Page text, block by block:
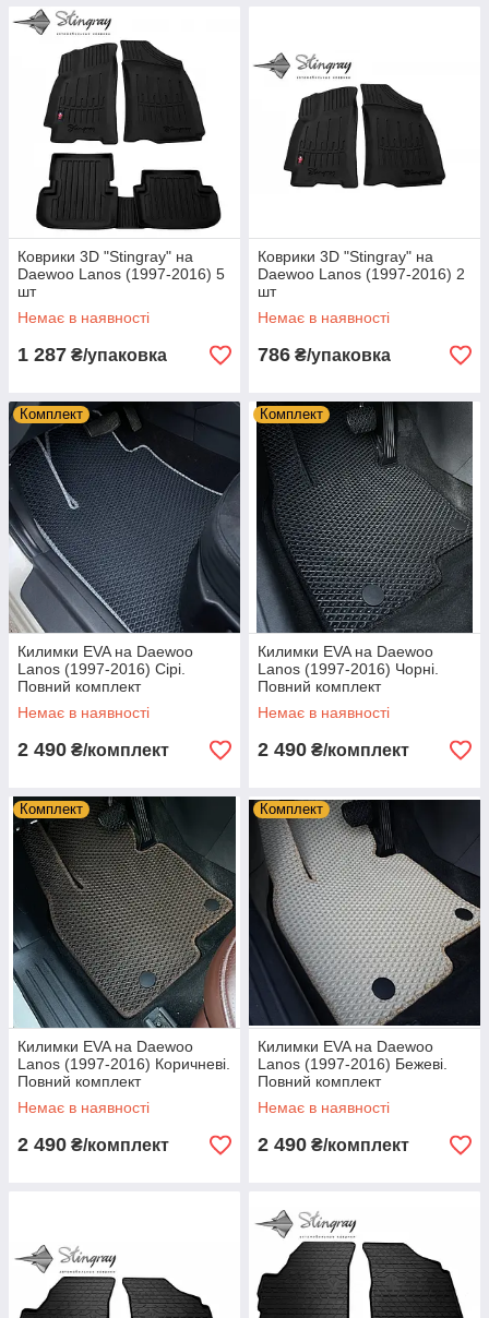
Коврики 3D "Stingray" на
Daewoo Lanos (1997-2016) 5
шт
Немає в наявності
1 287 ₴/упаковка
Коврики 3D "Stingray" на
Daewoo Lanos (1997-2016) 2
шт
Немає в наявності
786 ₴/упаковка
Комплект
Килимки EVA на Daewoo
Lanos (1997-2016) Сірі.
Повний комплект
Немає в наявності
2 490 ₴/комплект
Комплект
Килимки EVA на Daewoo
Lanos (1997-2016) Чорні.
Повний комплект
Немає в наявності
2 490 ₴/комплект
Комплект
Килимки EVA на Daewoo
Lanos (1997-2016) Коричневі.
Повний комплект
Немає в наявності
2 490 ₴/комплект
Комплект
Килимки EVA на Daewoo
Lanos (1997-2016) Бежеві.
Повний комплект
Немає в наявності
2 490 ₴/комплект